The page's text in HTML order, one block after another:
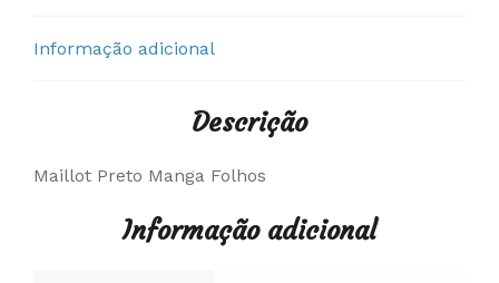
Informação adicional
Descrição
Maillot Preto Manga Folhos
Informação adicional